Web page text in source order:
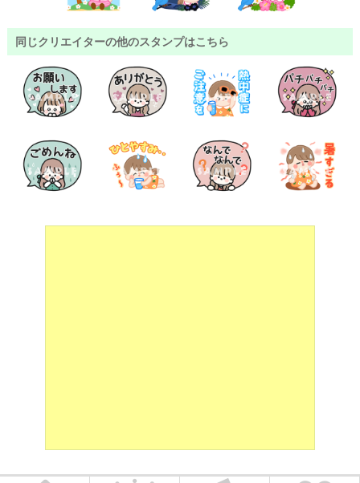
同じクリエイターの他のスタンプはこちら